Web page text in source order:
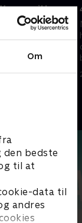
Om
bedste
til at
data til
andres
with
2022 • 41 min